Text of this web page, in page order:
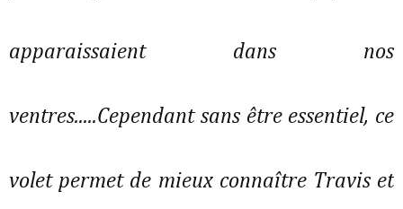
apparaissaient dans nos
ventres.....Cependant sans être essentiel, ce
volet permet de mieux connaître Travis et